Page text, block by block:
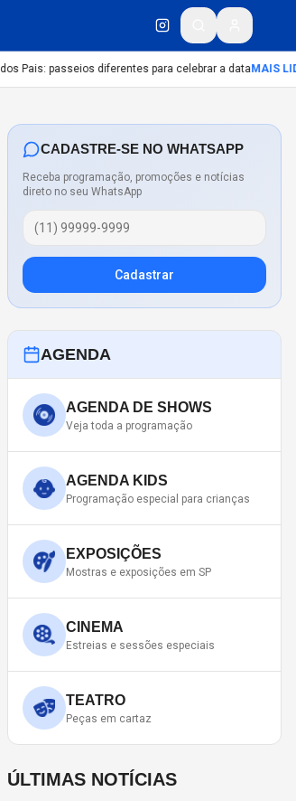
Pais: passeios diferentes para celebrar a dataMAIS LIDA :
CADASTRE-SE NO WHATSAPP
Receba programação, promoções e notícias
direto no seu WhatsApp
Cadastrar
AGENDA
AGENDA DE SHOWS
Veja toda a programação
AGENDA KIDS
Programação especial para crianças
EXPOSIÇÕES
Mostras e exposições em SP
CINEMA
Estreias e sessões especiais
TEATRO
Peças em cartaz
ÚLTIMAS NOTÍCIAS